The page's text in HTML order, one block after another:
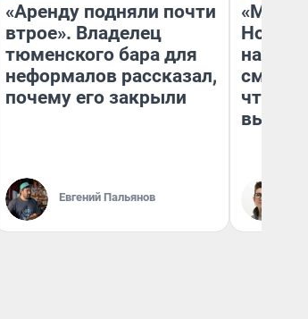
«Аренду подняли почти
втрое». Владелец
тюменского бара для
неформалов рассказал,
почему его закрыли
Евгений Пальянов
«Мы
чтобы